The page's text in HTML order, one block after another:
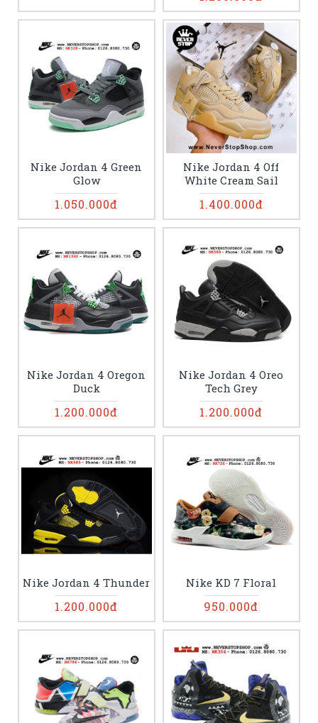
Nike Jordan 4 Green
Glow
1.050.000đ
Nike Jordan 4 Off
White Cream Sail
1.400.000đ
Nike Jordan 4 Oregon
Duck
1.200.000đ
Nike Jordan 4 Oreo
Tech Grey
1.200.000đ
Nike Jordan 4 Thunder
1.200.000đ
Nike KD 7 Floral
950.000đ